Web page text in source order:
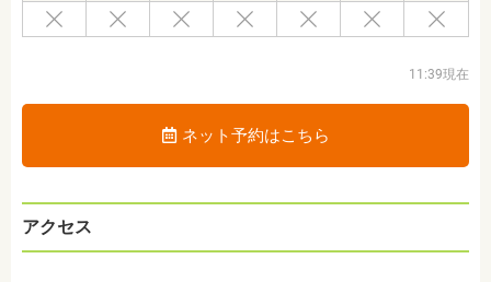
11:39現在
ネット予約はこちら
アクセス